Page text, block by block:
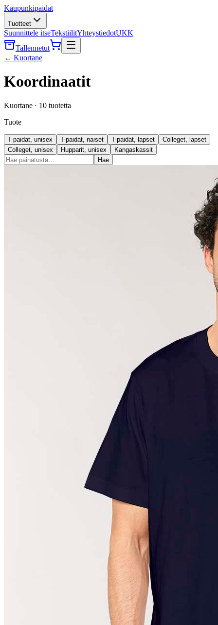
Kaupunkipaidat
Tuotteet
Suunnittele itseTekstiilitYhteystiedotUKK
Tallennetut
← Kuortane
Koordinaatit
Kuortane · 10 tuotetta
Tuote
T-paidat, unisex T-paidat, naiset T-paidat, lapset
Colleget, lapset
Colleget, unisex
Hupparit, unisex
Kangaskassit
Hae